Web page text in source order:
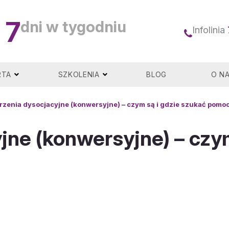
7dni w tygodniu Infolinia
SZKOLENIA BLOG O
dysocjacyjne (konwersyjne) – czym są i gdzie szukać
(konwersyjne) –